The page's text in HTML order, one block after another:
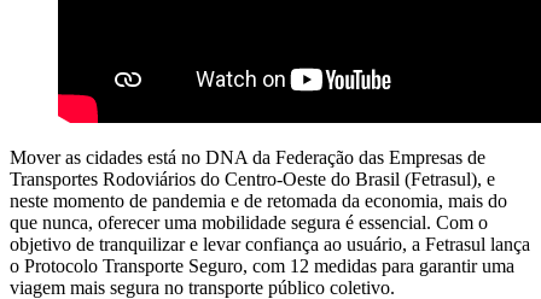
Mover as cidades está no DNA da Federação das Empresas de
Transportes Rodoviários do Centro-Oeste do Brasil (Fetrasul), e
neste momento de pandemia e de retomada da economia, mais do
que nunca, oferecer uma mobilidade segura é essencial. Com o
objetivo de tranquilizar e levar confiança ao usuário, a Fetrasul lança
o Protocolo Transporte Seguro, com 12 medidas para garantir uma
viagem mais segura no transporte público coletivo.